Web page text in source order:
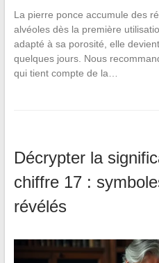
La pierre ponce accumule des
alvéoles dès la première
adapté à sa porosité, elle
quelques jours. Nous
qui tient compte de la…
Décrypter la
chiffre 17 :
révélés